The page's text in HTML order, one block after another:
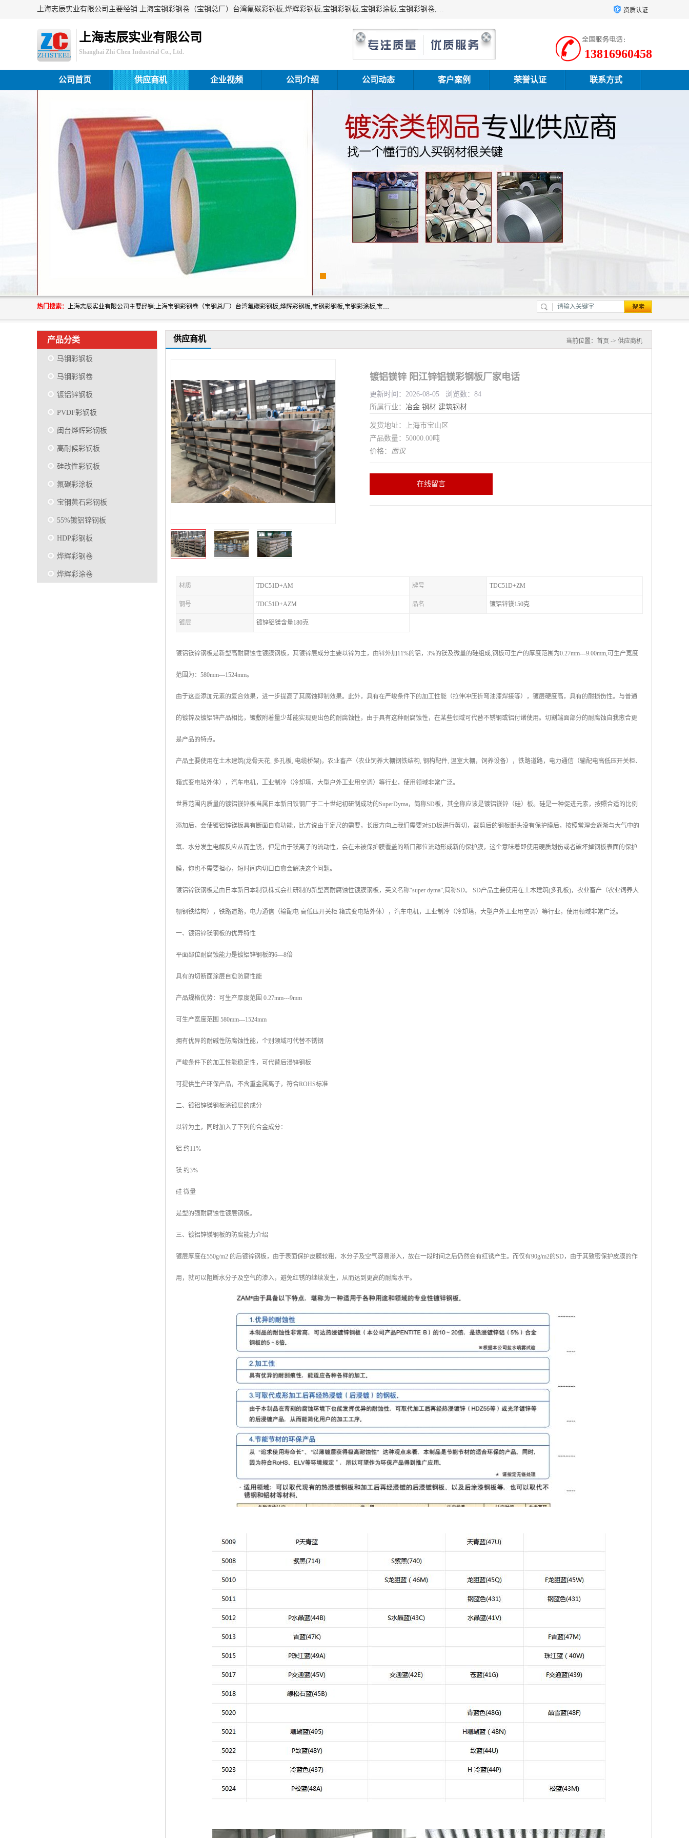
上海志辰实业有限公司主要经销:上海宝钢彩钢卷（宝钢总厂）台湾氟碳彩钢板,烨辉彩钢板,宝钢彩钢板,宝钢彩涂板,宝钢彩钢卷,马钢彩钢板,马钢彩钢卷,镀铝锌钢板,PVDF彩钢板,台湾烨辉彩钢板,高耐候彩钢板,硅改性彩钢板,规格齐全。 资质认证
上海志辰实业有限公司
Shanghai Zhi Chen Industrial Co., Ltd. 13816960458
公司首页 供应商机 企业视频 公司介绍 公司动态 客户案例 荣誉认证 联系方式
热门搜索： 上海志辰实业有限公司主要经销:上海宝钢彩钢卷（宝钢总厂）台湾氟碳彩钢板,烨辉彩钢板,宝钢彩钢板,宝钢彩涂板,宝钢彩钢卷,马钢彩钢板,马钢彩钢卷,镀铝锌钢板,PVDF彩钢板,台湾烨辉彩钢板,高耐候彩钢板,硅改性彩钢板,规格齐全。
产品分类
马钢彩钢板
马钢彩钢卷
镀铝锌钢板
PVDF彩钢板
闽台烨辉彩钢板
高耐候彩钢板
硅改性彩钢板
氟碳彩涂板
宝钢黄石彩钢板
55%镀铝锌钢板
HDP彩钢板
烨辉彩钢卷
烨辉彩涂卷
供应商机 当前位置： 首页 -> 供应商机
镀铝镁锌 阳江锌铝镁彩钢板厂家电话
更新时间：2026-08-05 浏览数：84
所属行业： 冶金 钢材 建筑钢材
发货地址：上海市宝山区
产品数量：50000.00吨
价格： 面议
在线留言
材质 TDC51D+AM 牌号 TDC51D+ZM
钢号 TDC51D+AZM 品名 镀铝锌镁150克
镀层 镀锌铝镁含量180克
镀铝镁锌钢板是新型高耐腐蚀性镀膜钢板，其镀锌层成分主要以锌为主，由锌外加11%的铝，3%的镁及微量的硅组成,钢板可生产的厚度范围为0.27mm---9.00mm,可生产宽度
范围为：580mm---1524mm。
由于这些添加元素的复合效果，进一步提高了其腐蚀抑制效果。此外，具有在严峻条件下的加工性能（拉伸冲压折弯油漆焊接等），镀层硬度高，具有的耐损伤性。与普通
的镀锌及镀铝锌产品相比，镀敷附着量少却能实现更出色的耐腐蚀性，由于具有这种耐腐蚀性，在某些领域可代替不锈钢或铝付诸使用。切割端面部分的耐腐蚀自我愈合更
是产品的特点。
产品主要使用在土木建筑(龙骨天花, 多孔板, 电缆桥架)，农业畜产（农业饲养大棚钢铁结构, 钢构配件, 温室大棚，饲养设备），铁路道路，电力通信（输配电高低压开关柜、
箱式变电站外体），汽车电机，工业制冷（冷却塔，大型户外工业用空调）等行业，使用领域非常广泛。
世界范围内质量的镀铝镁锌板当属日本新日铁钢厂于二十世纪初研制成功的SuperDyma，简称SD板，其全称应该是镀铝镁锌（硅）板。硅是一种促进元素，按照合适的比例
添加后，会使镀铝锌镁板具有断面自愈功能，比方说由于定尺的需要，长度方向上我们需要对SD板进行剪切，裁剪后的钢板断头没有保护膜后，按照常理会逐渐与大气中的
氧、水分发生电解反应从而生锈，但是由于镁离子的流动性，会在未被保护膜覆盖的断口部位流动形成新的保护膜，这个意味着即使用硬质划伤或者破坏掉钢板表面的保护
膜，你也不需要担心，短时间内切口自愈会解决这个问题。
镀铝锌镁钢板是由日本新日本制铁株式会社研制的新型高耐腐蚀性镀膜钢板，英文名称“super dyma”,简称SD。 SD产品主要使用在土木建筑(多孔板)，农业畜产（农业饲养大
棚钢铁结构），铁路道路，电力通信（输配电 高低压开关柜 箱式变电站外体），汽车电机，工业制冷（冷却塔，大型户外工业用空调）等行业，使用领域非常广泛。
一、镀铝锌镁钢板的优异特性
平面部位耐腐蚀能力是镀铝锌钢板的6—8倍
具有的切断面涂层自愈防腐性能
产品规格优势：可生产厚度范围 0.27mm---9mm
可生产宽度范围 580mm---1524mm
拥有优异的耐碱性防腐蚀性能，个别领域可代替不锈钢
严峻条件下的加工性能稳定性，可代替后浸锌钢板
可提供生产环保产品，不含重金属离子，符合ROHS标准
二、镀铝锌镁钢板涂镀层的成分
以锌为主，同时加入了下列的合金成分：
铝 约11%
镁 约3%
硅 微量
是型的强耐腐蚀性镀层钢板。
三、镀铝锌镁钢板的防腐能力介绍
镀层厚度在550g/m2 的后镀锌钢板，由于表面保护皮膜较粗，水分子及空气容易渗入，故在一段时间之后仍然会有红锈产生。而仅有90g/m2的SD，由于其致密保护皮膜的作
用，就可以阻断水分子及空气的渗入，避免红锈的继续发生，从而达到更高的耐腐水平。